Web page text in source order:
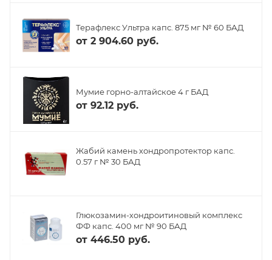
Терафлекс Ультра капс. 875 мг № 60 БАД
от 2 904.60 руб.
Мумие горно-алтайское 4 г БАД
от 92.12 руб.
Жабий камень хондропротектор капс.
0.57 г № 30 БАД
Глюкозамин-хондроитиновый комплекс
ФФ капс. 400 мг № 90 БАД
от 446.50 руб.